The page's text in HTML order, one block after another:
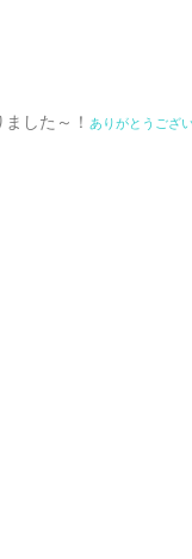
した～！ ありがとうござ